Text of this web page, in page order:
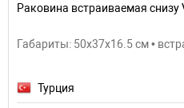
Раковина встраиваемая
Габариты: 50x37x16.5 см •
Турция